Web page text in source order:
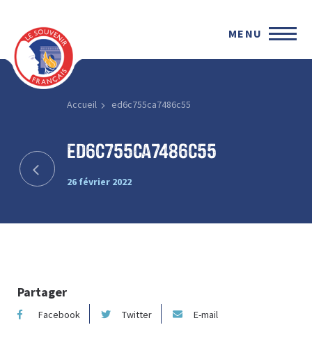
MENU
Accueil ed6c755ca7486c55
ed6c755ca7486c55
26 février 2022
Partager
Facebook Twitter E-mail